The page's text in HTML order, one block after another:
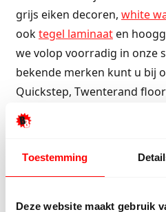
Toestemming
Deze website maakt gebruik
grijs eiken decoren, white
ooktegel laminaaten
we volop voorradig in onze
bekende merken kunt u bij
Quickstep, Twenterand
Krono, Biglife laminaat, XL-
iets dat Beboparket uit
Ons aanbod bekijken?